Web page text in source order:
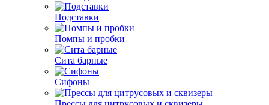
Подставки
Помпы и пробки
Сита барные
Сифоны